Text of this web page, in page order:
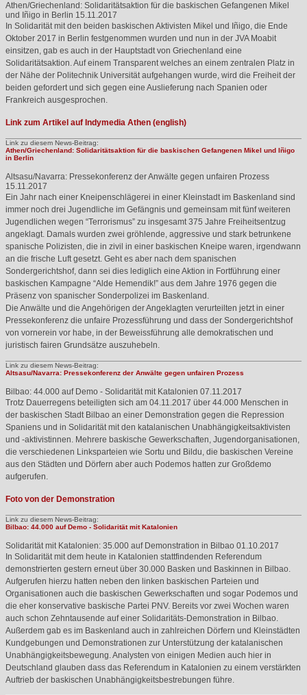
Athen/Griechenland: Solidaritätsaktion für die baskischen Gefangenen Mikel
und Iñigo in Berlin 15.11.2017
In Solidarität mit den beiden baskischen Aktivisten Mikel und Iñigo, die Ende
Oktober 2017 in Berlin festgenommen wurden und nun in derJVAMoabit
einsitzen, gab es auch in der Hauptstadt von Griechenland eine
Solidaritätsaktion. Auf einem Transparent welches an einem zentralen Platz in
der Nähe der Politechnik Universität aufgehangen wurde, wird die Freiheit der
beiden gefordert und sich gegen eine Auslieferung nach Spanien oder
Frankreich ausgesprochen.
Link zum Artikel auf Indymedia Athen (english)
Link zu diesem News-Beitrag:
Athen/Griechenland: Solidaritätsaktion für die baskischen Gefangenen Mikel und Iñigo
in Berlin
Altsasu/Navarra: Pressekonferenz der Anwälte gegen unfairen Prozess
15.11.2017
Ein Jahr nach einer Kneipenschlägerei in einer Kleinstadt im Baskenland sind
immer noch drei Jugendliche im Gefängnis und gemeinsam mit fünf weiteren
Jugendlichen wegen “Terrorismus” zu insgesamt 375 Jahre Freiheitsentzug
angeklagt. Damals wurden zwei gröhlende, aggressive und stark betrunkene
spanische Polizisten, die in zivil in einer baskischen Kneipe waren, irgendwann
an die frische Luft gesetzt. Geht es aber nach dem spanischen
Sondergerichtshof, dann sei dies lediglich eine Aktion in Fortführung einer
baskischen Kampagne “Alde Hemendik!” aus dem Jahre 1976 gegen die
Präsenz von spanischer Sonderpolizei im Baskenland.
Die Anwälte und die Angehörigen der Angeklagten verurteilten jetzt in einer
Pressekonferenz die unfaire Prozessführung und dass der Sondergerichtshof
von vornerein vor habe, in der Beweissführung alle demokratischen und
juristisch fairen Grundsätze auszuhebeln.
Link zu diesem News-Beitrag:
Altsasu/Navarra: Pressekonferenz der Anwälte gegen unfairen Prozess
Bilbao: 44.000 auf Demo - Solidarität mit Katalonien 07.11.2017
Trotz Dauerregens beteiligten sich am 04.11.2017 über 44.000 Menschen in
der baskischen Stadt Bilbao an einer Demonstration gegen die Repression
Spaniens und in Solidarität mit den katalanischen Unabhängigkeitsaktivisten
und -aktivistinnen. Mehrere baskische Gewerkschaften, Jugendorganisationen,
die verschiedenen Linksparteien wie Sortu und Bildu, die baskischen Vereine
aus den Städten und Dörfern aber auch Podemos hatten zur Großdemo
aufgerufen.
Foto von der Demonstration
Link zu diesem News-Beitrag:
Bilbao: 44.000 auf Demo - Solidarität mit Katalonien
Solidarität mit Katalonien: 35.000 auf Demonstration in Bilbao 01.10.2017
In Solidarität mit dem heute in Katalonien stattfindenden Referendum
demonstrierten gestern erneut über 30.000 Basken und Baskinnen in Bilbao.
Aufgerufen hierzu hatten neben den linken baskischen Parteien und
Organisationen auch die baskischen Gewerkschaften und sogar Podemos und
die eher konservative baskische Partei PNV. Bereits vor zwei Wochen waren
auch schon Zehntausende auf einer Solidaritäts-Demonstration in Bilbao.
Außerdem gab es im Baskenland auch in zahlreichen Dörfern und Kleinstädten
Kundgebungen und Demonstrationen zur Unterstützung der katalanischen
Unabhängigkeitsbewegung. Analysten von einigen Medien auch hier in
Deutschland glauben dass das Referendum in Katalonien zu einem verstärkten
Auftrieb der baskischen Unabhängigkeitsbestrebungen führe.